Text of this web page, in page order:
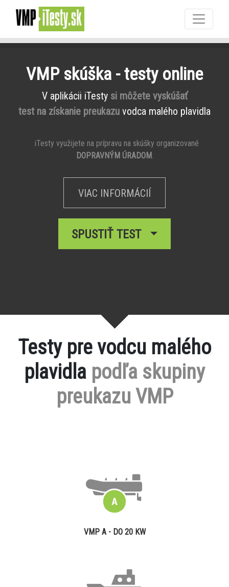
VMP skúška - testy online
V aplikácii iTesty si môžete vyskúšať
test na získanie preukazu vodca malého plavidla
iTesty využijete na prípravu na skúšky organizované
DOPRAVNÝM ÚRADOM.
VIAC INFORMÁCIÍ
SPUSTIŤ TEST
Testy pre vodcu malého
plavidla podľa skupiny
preukazu VMP
VMP A - DO 20 KW